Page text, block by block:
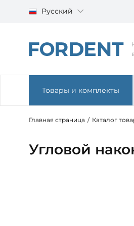
Русский
Товары и комплекты
Главная страница / Каталог
Угловой